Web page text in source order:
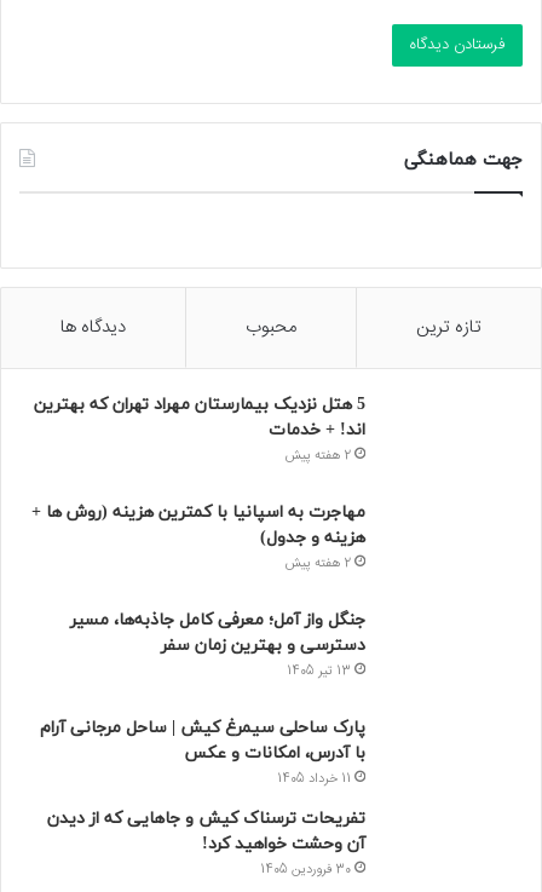
جهت هماهنگی
تازه ترین محبوب دیدگاه ها
5 هتل نزدیک بیمارستان مهراد تهران که بهترین‌
اند! + خدمات
2 هفته پیش
مهاجرت به اسپانیا با کمترین هزینه (روش ها +
هزینه و جدول)
2 هفته پیش
جنگل واز آمل؛ معرفی کامل جاذبه‌ها، مسیر
دسترسی و بهترین زمان سفر
13 تیر 1405
پارک ساحلی سیمرغ کیش | ساحل مرجانی آرام
با آدرس، امکانات و عکس
11 خرداد 1405
تفریحات ترسناک کیش و جاهایی که از دیدن
آن وحشت خواهید کرد!
30 فروردین 1405